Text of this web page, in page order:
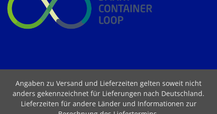
Angaben zu Versand und Lieferzeiten gelten soweit nicht
anders gekennzeichnet für Lieferungen nach Deutschland.
Lieferzeiten für andere Länder und Informationen zur